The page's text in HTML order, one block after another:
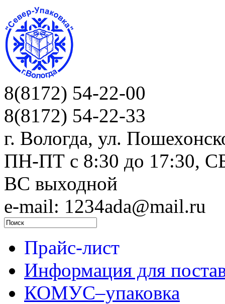
8(8172) 54-22-00
8(8172) 54-22-33
г. Вологда, ул.
ПН-ПТ c 8:30 до 17:30,
ВС выходной
e-mail: 1234ada@mail.ru
Прайс-лист
Информация для
КОМУС–упаковка